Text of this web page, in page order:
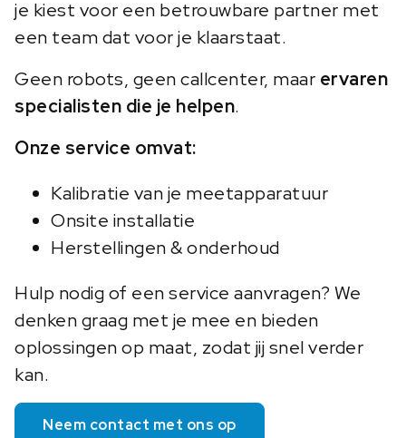
je kiest voor een betrouwbare partner met
een team dat voor je klaarstaat.
Geen robots, geen callcenter, maar ervaren
specialisten die je helpen.
Onze service omvat:
Kalibratie van je meetapparatuur
Onsite installatie
Herstellingen & onderhoud
Hulp nodig of een service aanvragen? We
denken graag met je mee en bieden
oplossingen op maat, zodat jij snel verder
kan.
Neem contact met ons op